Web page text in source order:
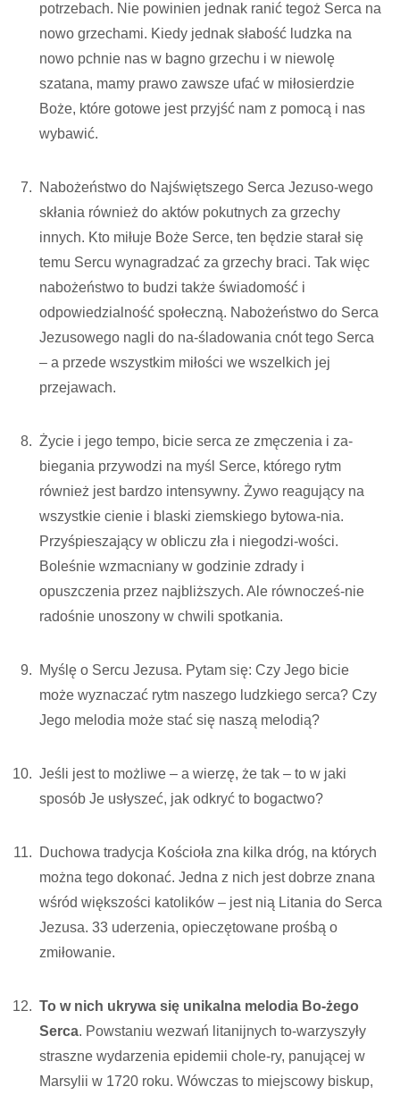
potrzebach. Nie powinien jednak ranić tegoż Serca na
nowo grzechami. Kiedy jednak słabość ludzka na
nowo pchnie nas w bagno grzechu i w niewolę
szatana, mamy prawo zawsze ufać w miłosierdzie
Boże, które gotowe jest przyjść nam z pomocą i nas
wybawić.
Nabożeństwo do Najświętszego Serca Jezuso-wego
skłania również do aktów pokutnych za grzechy
innych. Kto miłuje Boże Serce, ten będzie starał się
temu Sercu wynagradzać za grzechy braci. Tak więc
nabożeństwo to budzi także świadomość i
odpowiedzialność społeczną. Nabożeństwo do Serca
Jezusowego nagli do na-śladowania cnót tego Serca
– a przede wszystkim miłości we wszelkich jej
przejawach.
Życie i jego tempo, bicie serca ze zmęczenia i za-
biegania przywodzi na myśl Serce, którego rytm
również jest bardzo intensywny. Żywo reagujący na
wszystkie cienie i blaski ziemskiego bytowa-nia.
Przyśpieszający w obliczu zła i niegodzi-wości.
Boleśnie wzmacniany w godzinie zdrady i
opuszczenia przez najbliższych. Ale równocześ-nie
radośnie unoszony w chwili spotkania.
Myślę o Sercu Jezusa. Pytam się: Czy Jego bicie
może wyznaczać rytm naszego ludzkiego serca? Czy
Jego melodia może stać się naszą melodią?
Jeśli jest to możliwe – a wierzę, że tak – to w jaki
sposób Je usłyszeć, jak odkryć to bogactwo?
Duchowa tradycja Kościoła zna kilka dróg, na których
można tego dokonać. Jedna z nich jest dobrze znana
wśród większości katolików – jest nią Litania do Serca
Jezusa. 33 uderzenia, opieczętowane prośbą o
zmiłowanie.
To w nich ukrywa się unikalna melodia Bo-żego
Serca. Powstaniu wezwań litanijnych to-warzyszyły
straszne wydarzenia epidemii chole-ry, panującej w
Marsylii w 1720 roku. Wówczas to miejscowy biskup,